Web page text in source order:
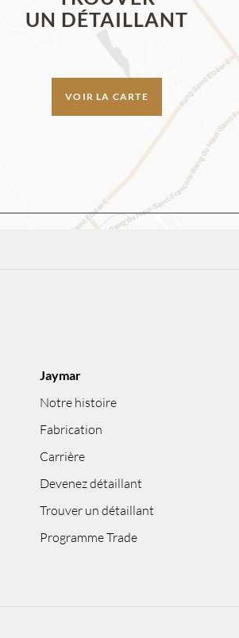
UN DÉTAILLANT
VOIR LA CARTE
Jaymar
Notre histoire
Fabrication
Carrière
Devenez détaillant
Trouver un détaillant
Programme Trade